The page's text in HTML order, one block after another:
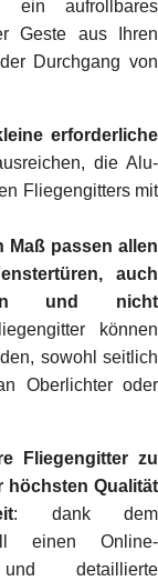
ein aufrollbares
Geste aus Ihren
Durchgang von
erforderliche
die Alu-
Fliegengitters mit
Maß passen allen
auch
und nicht
können
sowohl seitlich
Oberlichter oder
Fliegengitter zu
höchsten Qualität
: dank dem
einen Online-
und detaillierte